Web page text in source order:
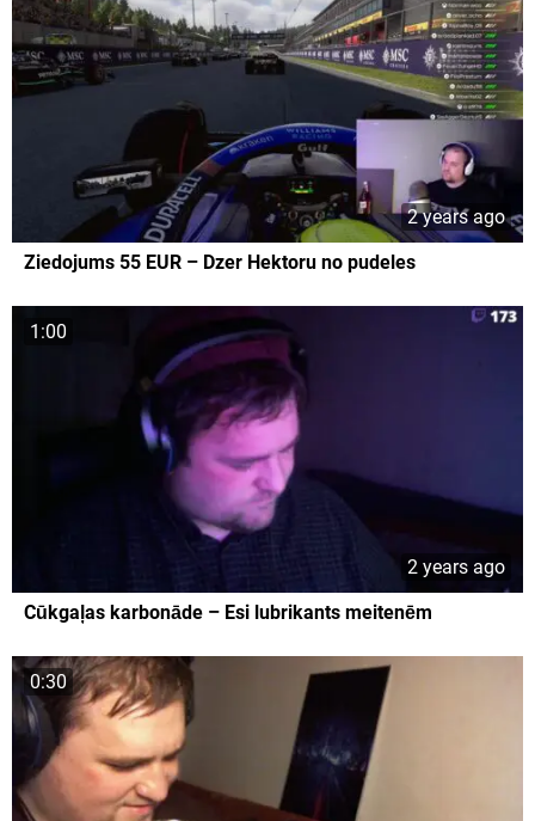
2 years ago
Ziedojums 55 EUR – Dzer Hektoru no pudeles
1:00
2 years ago
Cūkgaļas karbonāde – Esi lubrikants meitenēm
0:30